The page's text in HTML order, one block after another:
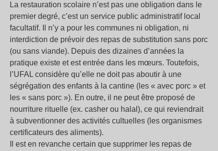
La restauration scolaire n’est pas une obligation dans le
premier degré, c’est un service public administratif local
facultatif. Il n’y a pour les communes ni obligation, ni
interdiction de prévoir des repas de substitution sans porc
(ou sans viande). Depuis des dizaines d’années la
pratique existe et est entrée dans les mœurs. Toutefois,
l’UFAL considère qu’elle ne doit pas aboutir à une
ségrégation des enfants à la cantine (les « avec porc » et
les « sans porc »). En outre, il ne peut être proposé de
nourriture rituelle (ex. casher ou halal), ce qui reviendrait
à subventionner des activités cultuelles (les organismes
certificateurs des aliments).
Il est en revanche certain que supprimer les repas de